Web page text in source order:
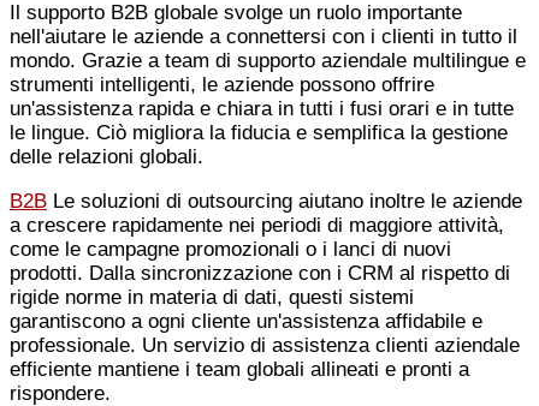
Il supporto B2B globale svolge un ruolo importante
nell'aiutare le aziende a connettersi con i clienti in tutto il
mondo. Grazie a team di supporto aziendale multilingue e
strumenti intelligenti, le aziende possono offrire
un'assistenza rapida e chiara in tutti i fusi orari e in tutte
le lingue. Ciò migliora la fiducia e semplifica la gestione
delle relazioni globali.
B2B Le soluzioni di outsourcing aiutano inoltre le aziende
a crescere rapidamente nei periodi di maggiore attività,
come le campagne promozionali o i lanci di nuovi
prodotti. Dalla sincronizzazione con i CRM al rispetto di
rigide norme in materia di dati, questi sistemi
garantiscono a ogni cliente un'assistenza affidabile e
professionale. Un servizio di assistenza clienti aziendale
efficiente mantiene i team globali allineati e pronti a
rispondere.